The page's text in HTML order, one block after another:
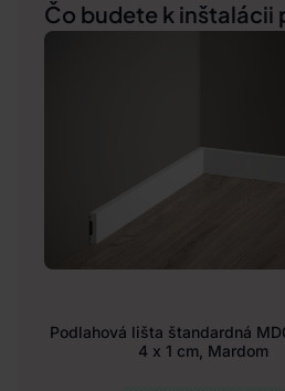
Čo budete k inštalácii
Podlahová lišta štandardná
4 x 1 cm, Mardom